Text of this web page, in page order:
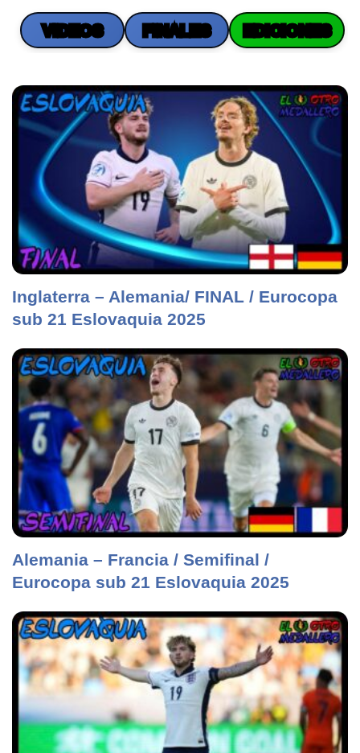
VIDEOS FINALES EDICIONES
Inglaterra – Alemania/ FINAL / Eurocopa
sub 21 Eslovaquia 2025
Alemania – Francia / Semifinal /
Eurocopa sub 21 Eslovaquia 2025